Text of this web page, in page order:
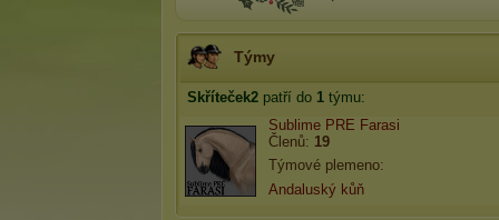
Týmy
Skříteček2 patří do 1 týmu:
Sublime PRE Farasi
Členů: 19
Týmové plemeno:
Andaluský kůň